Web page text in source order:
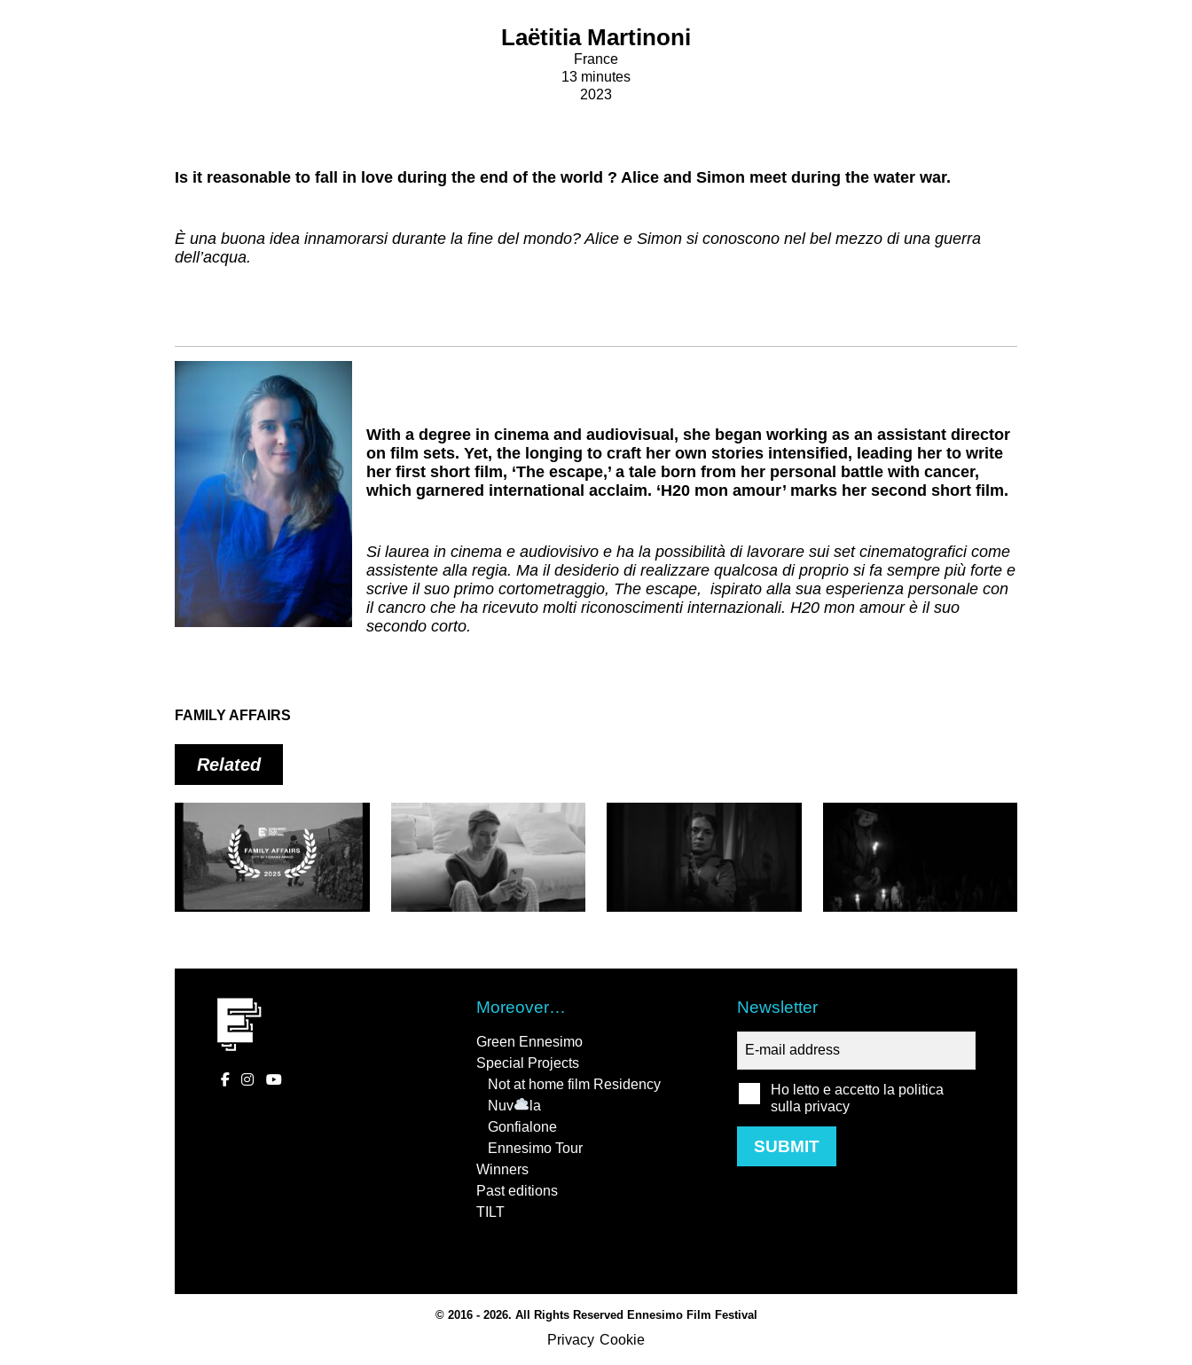
Laëtitia Martinoni
France
13 minutes
2023
Is it reasonable to fall in love during the end of the world ? Alice and Simon meet during the water war.
È una buona idea innamorarsi durante la fine del mondo? Alice e Simon si conoscono nel bel mezzo di una guerra
dell’acqua.
With a degree in cinema and audiovisual, she began working as an assistant director
on film sets. Yet, the longing to craft her own stories intensified, leading her to write
her first short film, ‘The escape,’ a tale born from her personal battle with cancer,
which garnered international acclaim. ‘H20 mon amour’ marks her second short film.
Si laurea in cinema e audiovisivo e ha la possibilità di lavorare sui set cinematografici come
assistente alla regia. Ma il desiderio di realizzare qualcosa di proprio si fa sempre più forte e
scrive il suo primo cortometraggio, The escape, ispirato alla sua esperienza personale con
il cancro che ha ricevuto molti riconoscimenti internazionali. H20 mon amour è il suo
secondo corto.
FAMILY AFFAIRS
Related
Moreover…
Green Ennesimo
Special Projects
Not at home film Residency
Nuv
la
Gonfialone
Ennesimo Tour
Winners
Past editions
TILT
Newsletter
Ho letto e accetto la politica
sulla privacy
SUBMIT
© 2016 - 2026. All Rights Reserved Ennesimo Film Festival
Privacy Cookie